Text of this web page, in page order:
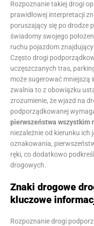
Rozpoznanie takiej drogi
prawidłowej interpretacji
poruszający się po drodze
świadomy swojego
ruchu pojazdom
Często drogi
uczęszczanych tras,
może sugerować mniejszą
zwalnia to z obowiązku
zrozumienie, że wjazd na
podporządkowanej
pierwszeństwa wszystkim
niezależnie od kierunku ich
oznakowania,
ręki, co dodatkowo
drogowych.
Znaki drogowe
kluczowe
Rozpoznanie drogi